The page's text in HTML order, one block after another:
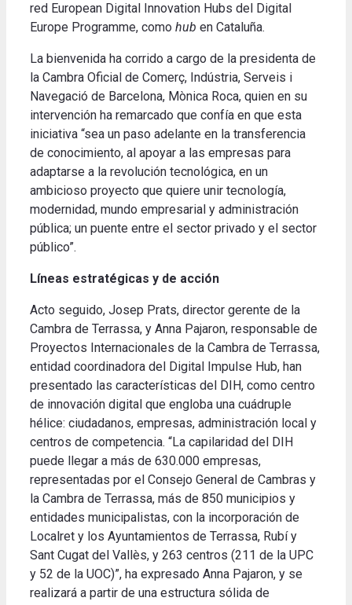
red European Digital Innovation Hubs del Digital
Europe Programme, como hub en Cataluña.
La bienvenida ha corrido a cargo de la presidenta de
la Cambra Oficial de Comerç, Indústria, Serveis i
Navegació de Barcelona, ​​Mònica Roca, quien en su
intervención ha remarcado que confía en que esta
iniciativa “sea un paso adelante en la transferencia
de conocimiento, al apoyar a las empresas para
adaptarse a la revolución tecnológica, en un
ambicioso proyecto que quiere unir tecnología,
modernidad, mundo empresarial y administración
pública; un puente entre el sector privado y el sector
público”.
Líneas estratégicas y de acción
Acto seguido, Josep Prats, director gerente de la
Cambra de Terrassa, y Anna Pajaron, responsable de
Proyectos Internacionales de la Cambra de Terrassa,
entidad coordinadora del Digital Impulse Hub, han
presentado las características del DIH, como centro
de innovación digital que engloba una cuádruple
hélice: ciudadanos, empresas, administración local y
centros de competencia. “La capilaridad del DIH
puede llegar a más de 630.000 empresas,
representadas por el Consejo General de Cambras y
la Cambra de Terrassa, más de 850 municipios y
entidades municipalistas, con la incorporación de
Localret y los Ayuntamientos de Terrassa, Rubí y
Sant Cugat del Vallès, y 263 centros (211 de la UPC
y 52 de la UOC)”, ha expresado Anna Pajaron, y se
realizará a partir de una estructura sólida de